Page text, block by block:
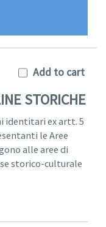
Add to cart
STORICHE
identitari ex artt. 5
le Aree
alle aree di
storico-culturale